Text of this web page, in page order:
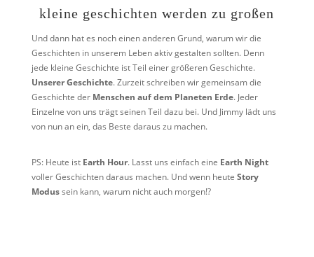
kleine geschichten werden zu großen
Und dann hat es noch einen anderen Grund, warum wir die
Geschichten in unserem Leben aktiv gestalten sollten. Denn
jede kleine Geschichte ist Teil einer größeren Geschichte.
Unserer Geschichte. Zurzeit schreiben wir gemeinsam die
Geschichte der Menschen auf dem Planeten Erde. Jeder
Einzelne von uns trägt seinen Teil dazu bei. Und Jimmy lädt uns
von nun an ein, das Beste daraus zu machen.
PS: Heute ist Earth Hour. Lasst uns einfach eine Earth Night
voller Geschichten daraus machen. Und wenn heute Story
Modussein kann, warum nicht auch morgen!?